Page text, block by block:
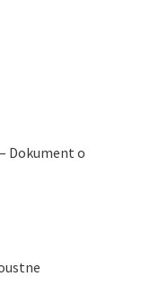
Dokument o